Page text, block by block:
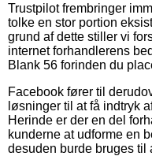
Trustpilot frembringer
tolke en stor portion
grund af dette stiller vi
internet forhandlerens
Blank 56 forinden du
Facebook fører til
løsninger til at få indtryk
Herinde er der en del
kunderne at udforme en
desuden burde bruges til